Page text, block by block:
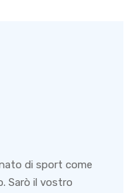
di sport come
Sarò il vostro